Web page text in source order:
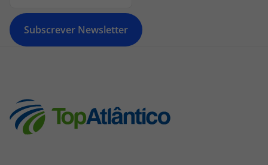
Subscrever Newsletter